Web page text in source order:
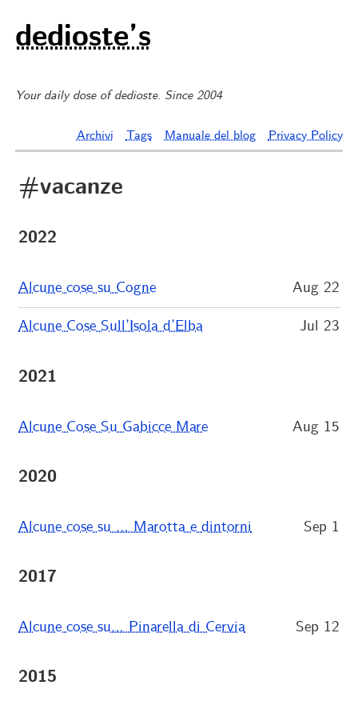
dedioste’s
Your daily dose of dedioste. Since 2004
Archivi Tags Manuale del blog Privacy Policy
#vacanze
2022
Alcune cose su Cogne Aug 22
Alcune Cose Sull’Isola d’Elba Jul 23
2021
Alcune Cose Su Gabicce Mare Aug 15
2020
Alcune cose su … Marotta e dintorni Sep 1
2017
Alcune cose su… Pinarella di Cervia Sep 12
2015